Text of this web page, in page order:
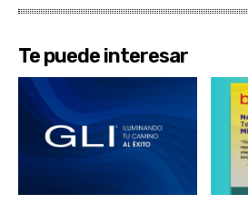
Te puede interesar